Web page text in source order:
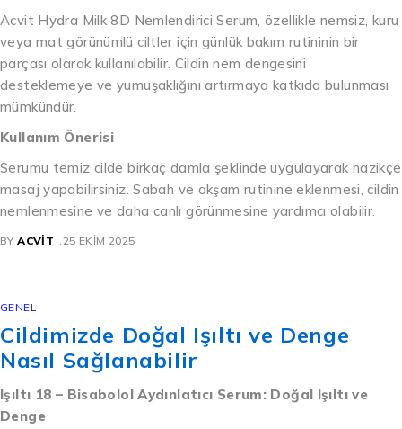
Acvit Hydra Milk 8D Nemlendirici Serum, özellikle nemsiz, kuru
veya mat görünümlü ciltler için günlük bakım rutininin bir
parçası olarak kullanılabilir. Cildin nem dengesini
desteklemeye ve yumuşaklığını artırmaya katkıda bulunması
mümkündür.
Kullanım Önerisi
Serumu temiz cilde birkaç damla şeklinde uygulayarak nazikçe
masaj yapabilirsiniz. Sabah ve akşam rutinine eklenmesi, cildin
nemlenmesine ve daha canlı görünmesine yardımcı olabilir.
BY ACVIT 25 EKIM 2025
GENEL
Cildimizde Doğal Işıltı ve Denge
Nasıl Sağlanabilir
Işıltı 18 – Bisabolol Aydınlatıcı Serum: Doğal Işıltı ve
Denge